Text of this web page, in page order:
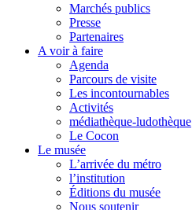
Marchés publics
Presse
Partenaires
A voir à faire
Agenda
Parcours de visite
Les incontournables
Activités
médiathèque-ludothèque
Le Cocon
Le musée
L’arrivée du métro
l’institution
Éditions du musée
Nous soutenir